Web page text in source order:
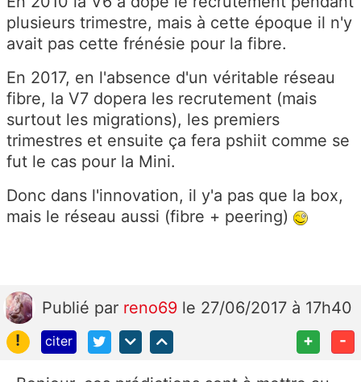
plusieurs trimestre, mais à cette époque il n'y
avait pas cette frénésie pour la fibre.
En 2017, en l'absence d'un véritable réseau
fibre, la V7 dopera les recrutement (mais
surtout les migrations), les premiers
trimestres et ensuite ça fera pshiit comme se
fut le cas pour la Mini.
Donc dans l'innovation, il y'a pas que la box,
mais le réseau aussi (fibre + peering)
Publié par reno69 le 27/06/2017 à 17h40
!
citer + -